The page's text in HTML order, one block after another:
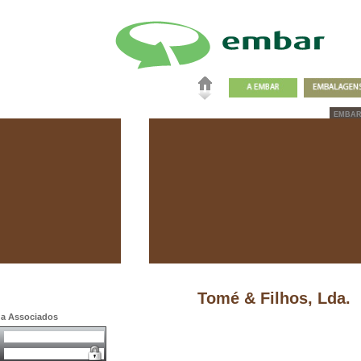
EMBAR
Associados
Tomé & Filhos, Lda.